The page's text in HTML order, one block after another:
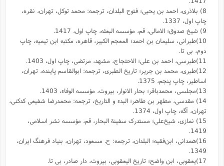
8) بلاذری، احمد بن یحیی؛ فتوح البلدان، ترجمه: محمد توکل، تهران، نقره،
چاپ اول، 1337.
9) شیخ صدوق؛ الامالی، قم، مؤسسه البعثه، چاپ اول، 1417.
10)طبرانی، سلیمان بن احمد؛ المعجم الکبیر، قاهره، مکتبه ابن تیمیه، چاپ
دوم، بی تا.
11)طبرسی، احمد بن علی؛ الاحتجاج، مشهد، مرتضی، چاپ اول، 1403.
12)طبری، محمد بن جریر؛ تاریخ الطبری، ترجمه: ابوالقاسم پاینده، تهران،
اساطیر، چاپ پنجم، 1375.
13)مجلسی، محمدباقر؛ بحار الانوار، بیروت، مؤسسه الوفاء، 1403.
14) مقدسى، مطهر بن طاهر؛ البدء و التاریخ، ترجمه: محمد‌رضا شفیعى کدکنى،
تهران، آگه، چاپ اول، 1374.
15) نمازی، شیخ‌علی؛ مستدرک سفینة البحار، قم، مؤسسه نشر اسلامی،
1419.
16)همدانی، ابن‌فقیه؛ البلدان، ترجمه: ح. مسعود، تهران، بنیاد فرهنگ ایران،
1349.
17)یعقوبى، ابن واضح؛ تاریخ الیعقوبى، بیروت، دار صادر، بی تا.